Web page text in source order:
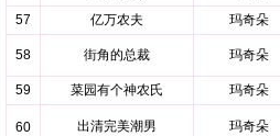
57
亿万农夫 玛奇朵
58 街角的总裁 玛奇朵
59 菜园有个神农氏 玛奇朵
60 出清完美潮男 玛奇朵